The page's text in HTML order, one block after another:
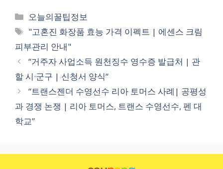
카
테
리
오늘의꿀팁정보
태
그
"고혼진 화장품 효능 가격 이펙트 | 에센스 크림
피부관리 안내"
“거주자 사업소득 원천징수 영수증 발급처 | 관
할 시·군구 | 신청서 양식“
“트랜스젠더 수영선수 리아 토머스 사례| 공평성
과 경쟁 논쟁 | 리아 토머스, 트랜스 수영선수, 펜 대
학교”